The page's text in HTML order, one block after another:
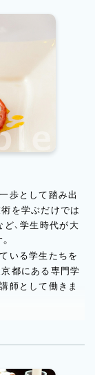
歩として踏み出
を学ぶだけでは
ど、学生時代が大
いる学生たちを
都にある専門学
師として働きま
ローや授業準備